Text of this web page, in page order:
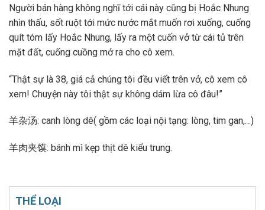
Người bán hàng không nghĩ tới cái này cũng bị Hoắc Nhung
nhìn thấu, sốt ruột tới mức nước mắt muốn rơi xuống, cuống
quít tóm lấy Hoắc Nhung, lấy ra một cuốn vở từ cái tủ trên
mặt đất, cuống cuồng mở ra cho cô xem.
“Thật sự là 38, giá cả chúng tôi đều viết trên vở, cô xem cô
xem! Chuyện này tôi thật sự không dám lừa cô đâu!”
羊杂汤: canh lòng dê( gồm các loại nội tạng: lòng, tim gan,…)
羊肉夹馍: bánh mì kẹp thịt dê kiểu trung.
THỂ LOẠI